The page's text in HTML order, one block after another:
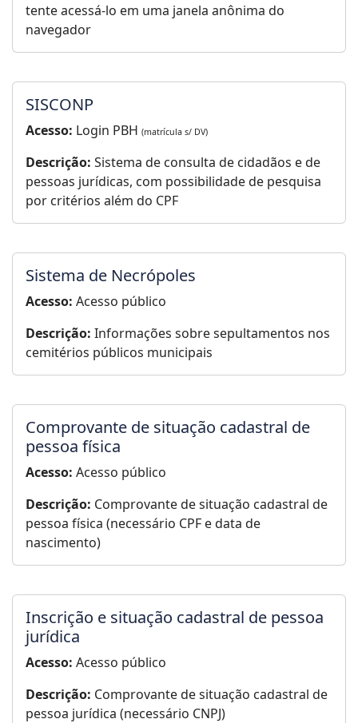
tente acessá-lo em uma janela anônima do
navegador
SISCONP
Acesso: Login PBH (matrícula s/ DV)
Descrição: Sistema de consulta de cidadãos e de
pessoas jurídicas, com possibilidade de pesquisa
por critérios além do CPF
Sistema de Necrópoles
Acesso: Acesso público
Descrição: Informações sobre sepultamentos nos
cemitérios públicos municipais
Comprovante de situação cadastral de
pessoa física
Acesso: Acesso público
Descrição: Comprovante de situação cadastral de
pessoa física (necessário CPF e data de
nascimento)
Inscrição e situação cadastral de pessoa
jurídica
Acesso: Acesso público
Descrição: Comprovante de situação cadastral de
pessoa jurídica (necessário CNPJ)